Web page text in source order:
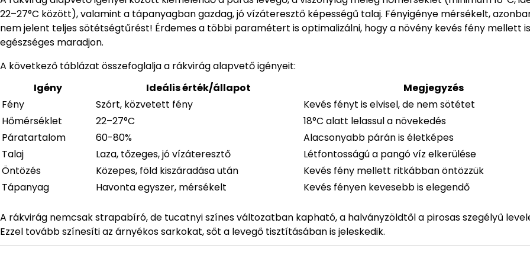
22–27°C között), valamint a tápanyagban gazdag, jó vízáteresztő képességű talaj. Fényigénye mérsékelt,
nem jelent teljes sötétségtűrést! Érdemes a többi paramétert is optimalizálni, hogy a növény kevés fény mellett is
egészséges maradjon.
A következő táblázat összefoglalja a rákvirág alapvető igényeit:
Igény
Ideális érték/állapot
Megjegyzés
Fény
Szórt, közvetett fény
Kevés fényt is elvisel, de nem sötétet
Hőmérséklet
22–27°C
18°C alatt lelassul a növekedés
Páratartalom
60-80%
Alacsonyabb párán is életképes
Talaj
Laza, tőzeges, jó vízáteresztő
Létfontosságú a pangó víz elkerülése
Öntözés
Közepes, föld kiszáradása után
Kevés fény mellett ritkábban öntözzük
Tápanyag
Havonta egyszer, mérsékelt Kevés fényen kevesebb is elegendő
A rákvirág nemcsak strapabíró, de tucatnyi színes változatban kapható, a halványzöldtől a pirosas szegélyű
Ezzel tovább színesíti az árnyékos sarkokat, sőt a levegő tisztításában is jeleskedik.